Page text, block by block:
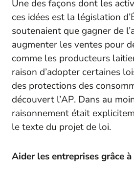
Une des façons dont les
ces idées est la législation
soutenaient que gagner de
augmenter les ventes pour
comme les producteurs
raison d’adopter certaines
des protections des
découvert l’AP. Dans au
raisonnement était
le texte du projet de loi.
Aider les entreprises grâce